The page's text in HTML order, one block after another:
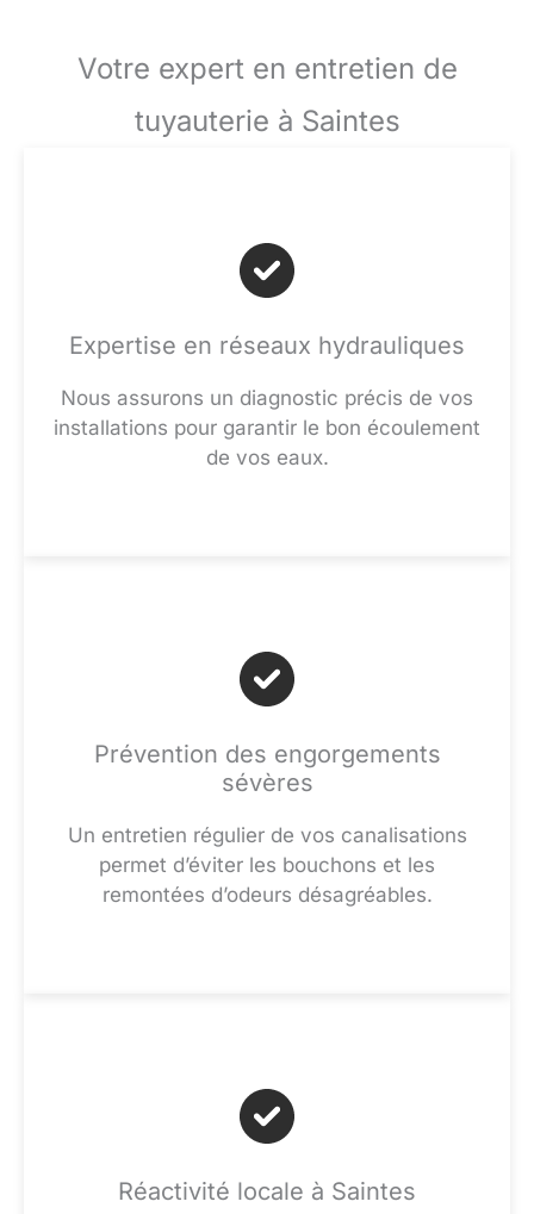
Votre expert en entretien de
tuyauterie à Saintes
Expertise en réseaux hydrauliques
Nous assurons un diagnostic précis de vos
installations pour garantir le bon écoulement
de vos eaux.
Prévention des engorgements
sévères
Un entretien régulier de vos canalisations
permet d’éviter les bouchons et les
remontées d’odeurs désagréables.
Réactivité locale à Saintes